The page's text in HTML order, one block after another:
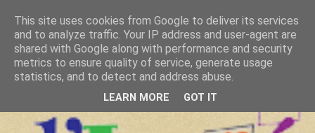
This site uses cookies from Google to deliver its services
and to analyze traffic. Your IP address and user-agent are
shared with Google along with performance and security
metrics to ensure quality of service, generate usage
statistics, and to detect and address abuse.
LEARN MORE GOT IT